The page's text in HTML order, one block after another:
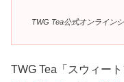
TWG Tea公式オンライン
TWG Tea「スウィー